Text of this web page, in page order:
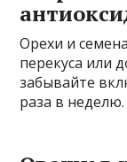
Орехи и
перекуса или
забывайте
раза в неделю.